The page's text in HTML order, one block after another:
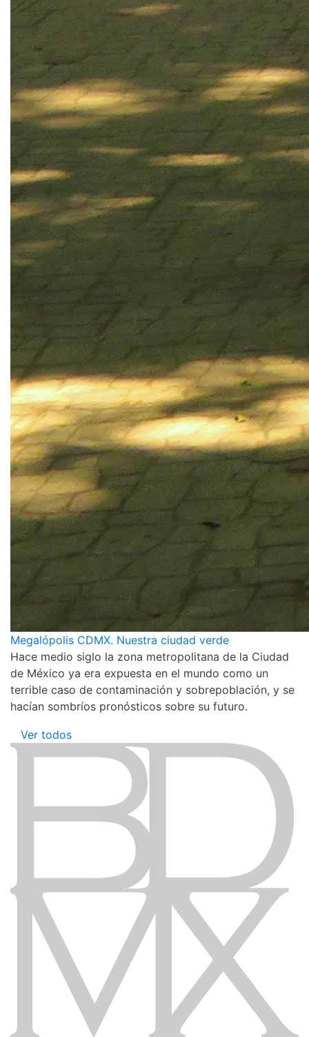
Megalópolis CDMX. Nuestra ciudad verde
Hace medio siglo la zona metropolitana de la Ciudad
de México ya era expuesta en el mundo como un
terrible caso de contaminación y sobrepoblación, y se
hacían sombríos pronósticos sobre su futuro.
Ver todos